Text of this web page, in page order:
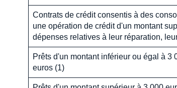
Contrats de crédit consentis à des
une opération de crédit d'un montant
dépenses relatives à leur réparation,
Prêts d'un montant inférieur ou égal à 3
euros (1)